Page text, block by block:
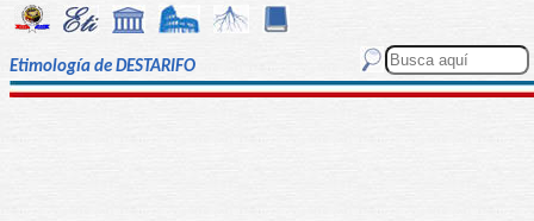
Etimología de DESTARIFO